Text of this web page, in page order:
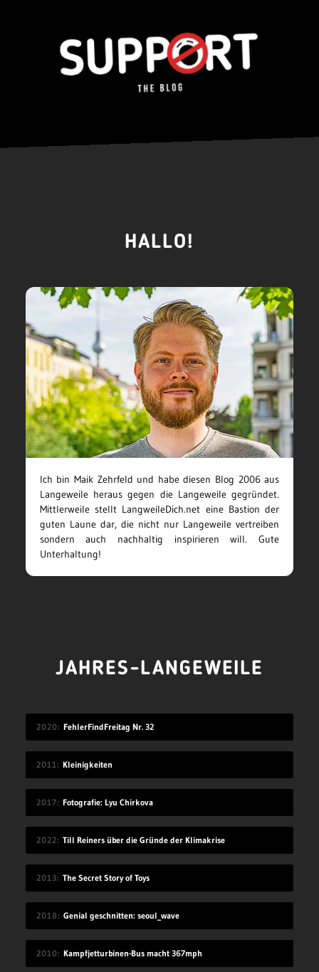
HALLO!
Ich bin Maik Zehrfeld und habe diesen Blog 2006 aus
Langeweile heraus gegen die Langeweile gegründet.
Mittlerweile stellt LangweileDich.net eine Bastion der
guten Laune dar, die nicht nur Langeweile vertreiben
sondern auch nachhaltig inspirieren will. Gute
Unterhaltung!
JAHRES-LANGEWEILE
2020 FehlerFindFreitag Nr. 32
2011 Kleinigkeiten
2017 Fotografie: Lyu Chirkova
2022 Till Reiners über die Gründe der Klimakrise
2013 The Secret Story of Toys
2018 Genial geschnitten: seoul_wave
2010 Kampfjetturbinen-Bus macht 367mph